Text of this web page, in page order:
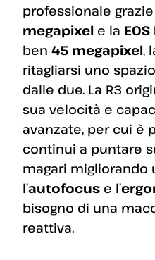
professionale
megapixel e la
ben 45 megapixel,
ritagliarsi uno
dalle due. La R3
sua velocità e
avanzate, per cui è
continui a puntare
magari
l’autofocus e l’
bisogno di una
reattiva.